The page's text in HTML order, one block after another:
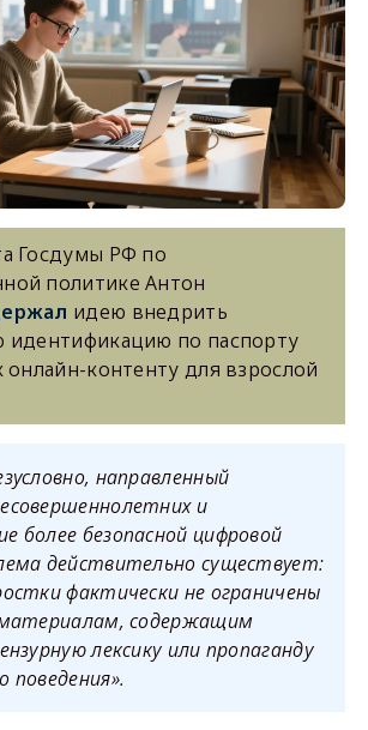
Госдумы РФ по
политике Антон
идею внедрить
идентификацию по паспорту
онлайн-контенту для взрослой
направленный
и
более безопасной цифровой
действительно существует:
фактически не ограничены
содержащим
лексику или пропаганду
поведения».